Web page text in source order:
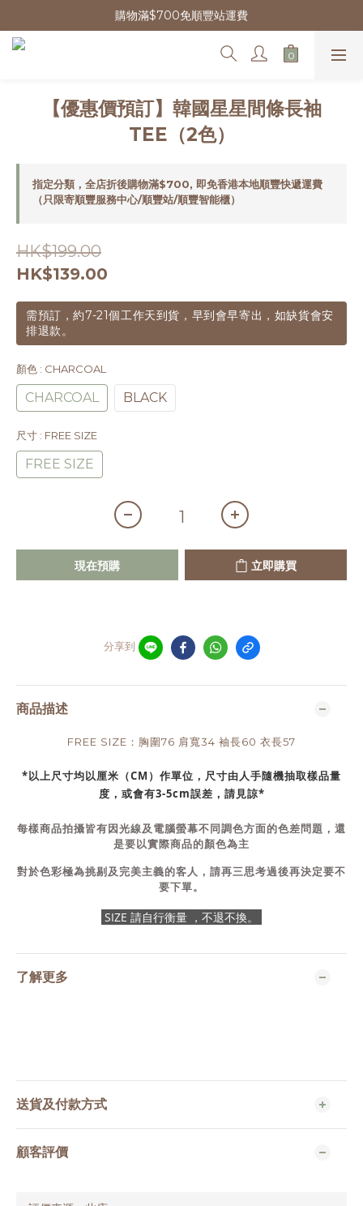
購物滿$700免順豐站運費
【優惠價預訂】韓國星星間條長袖
TEE（2色）
指定分類，全店折後購物滿$700, 即免香港本地順豐快遞運費
（只限寄順豐服務中心/順豐站/順豐智能櫃）
HK$199.00
HK$139.00
需預訂，約7-21個工作天到貨，早到會早寄出，如缺貨會安
排退款。
顏色 : CHARCOAL
CHARCOAL BLACK
尺寸 : FREE SIZE
FREE SIZE
現在預購 立即購買
分享到
商品描述
FREE SIZE：胸圍76 肩寬34 袖長60 衣長57
*以上尺寸均以厘米（CM）作單位，尺寸由人手隨機抽取樣品量
度，或會有3-5cm誤差，請見諒*
每樣商品拍攝皆有因光線及電腦螢幕不同調色方面的色差問題，還
是要以實際商品的顏色為主
對於色彩極為挑剔及完美主義的客人，請再三思考過後再決定要不
要下單。
SIZE 請自行衡量 ，不退不換。
了解更多
送貨及付款方式
顧客評價